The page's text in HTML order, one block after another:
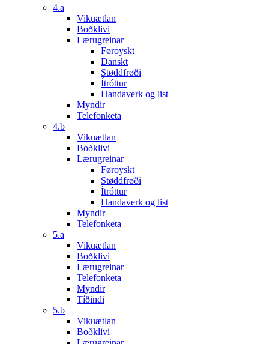
4.a
Vikuætlan
Boðklivi
Lærugreinar
Føroyskt
Danskt
Støddfrøði
Ítróttur
Handaverk og list
Myndir
Telefonketa
4.b
Vikuætlan
Boðklivi
Lærugreinar
Føroyskt
Støddfrøði
Ítróttur
Handaverk og list
Myndir
Telefonketa
5.a
Vikuætlan
Boðklivi
Lærugreinar
Telefonketa
Myndir
Tíðindi
5.b
Vikuætlan
Boðklivi